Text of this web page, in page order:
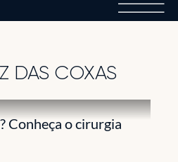
DAS COXAS
Conheça o cirurgia